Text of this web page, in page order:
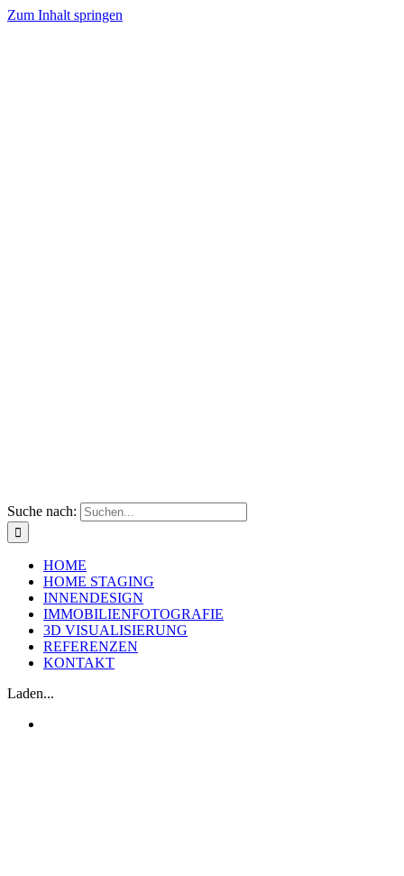
Zum Inhalt springen
Suche nach:
HOME
HOME STAGING
INNENDESIGN
IMMOBILIENFOTOGRAFIE
3D VISUALISIERUNG
REFERENZEN
KONTAKT
Laden...